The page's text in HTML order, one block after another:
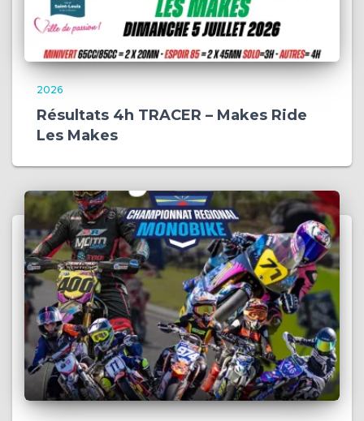
2026
Résultats 4h TRACER – Makes Ride
Les Makes